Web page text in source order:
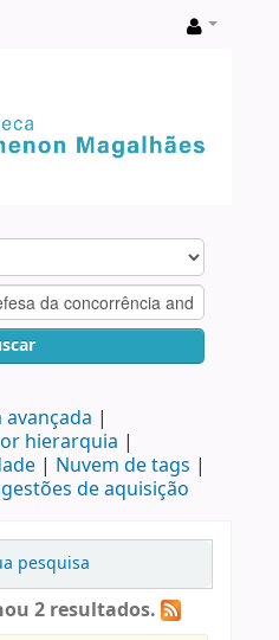
avançada
hierarquia
Nuvem de tags
de aquisição
pesquisa
2 resultados.